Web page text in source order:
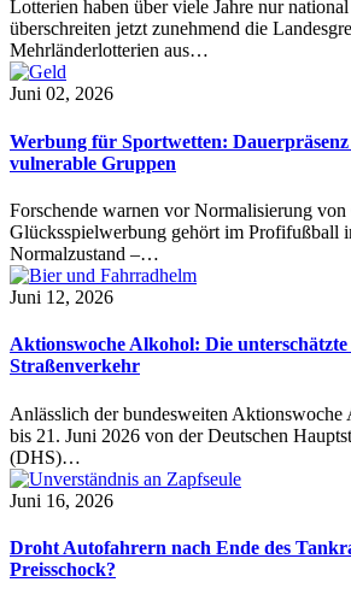
Lotterien haben über viele Jahre nur
überschreiten jetzt zunehmend die
Mehrländerlotterien aus…
Juni 02, 2026
Werbung für Sportwetten:
vulnerable Gruppen
Forschende warnen vor Normalisierung
Glücksspielwerbung gehört im Profifußball
Normalzustand –…
Juni 12, 2026
Aktionswoche Alkohol: Die
Straßenverkehr
Anlässlich der bundesweiten
bis 21. Juni 2026 von der Deutschen
(DHS)…
Juni 16, 2026
Droht Autofahrern nach Ende des
Preisschock?